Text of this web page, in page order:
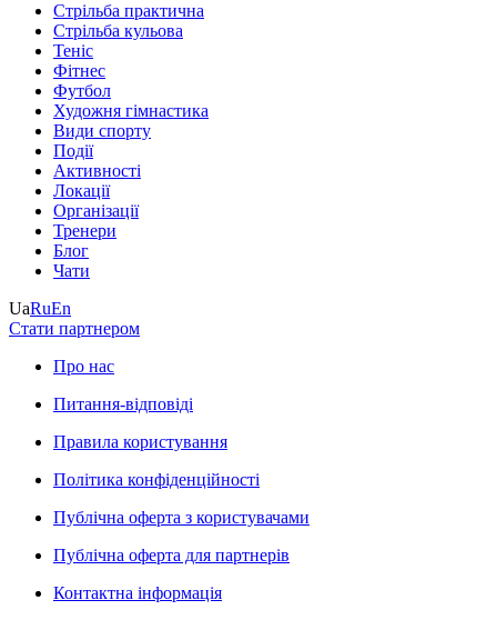
Стрільба практична
Стрільба кульова
Теніс
Фітнес
Футбол
Художня гімнастика
Види спорту
Події
Активності
Локації
Організації
Тренери
Блог
Чати
UaRuEn
Стати партнером
Про нас
Питання-відповіді
Правила користування
Політика конфіденційності
Публічна оферта з користувачами
Публічна оферта для партнерів
Контактна інформація